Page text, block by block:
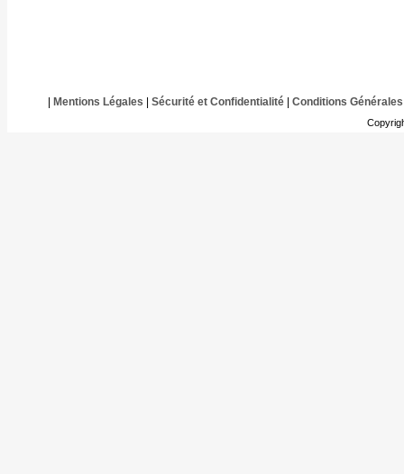
Mentions Légales Sécurité et Confidentialité| Conditions Générales